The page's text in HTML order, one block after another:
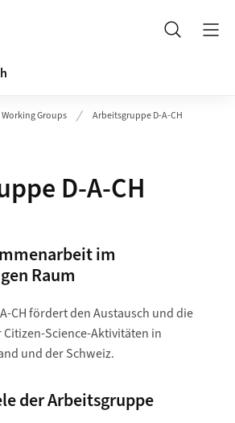
Search
Working Groups Arbeitsgruppe D-A-CH
D-A-CH
im
Raum
CH fördert den Austausch und die
Science-Aktivitäten in
und der Schweiz.
der Arbeitsgruppe